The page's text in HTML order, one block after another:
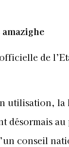
de
utilisation,
désormais
conseil